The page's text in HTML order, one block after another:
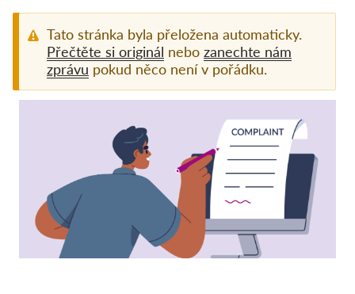
Rozhodnutí pro jednotlivé
společnosti
Reports & Resources
Exercise your rights!
Pordporte nás!
Členství
Příspěvky
Sponzorství
Tato stránka byla přeložena automaticky.
Přečtěte si originál nebo zanechte nám
zprávu pokud něco není v pořádku.